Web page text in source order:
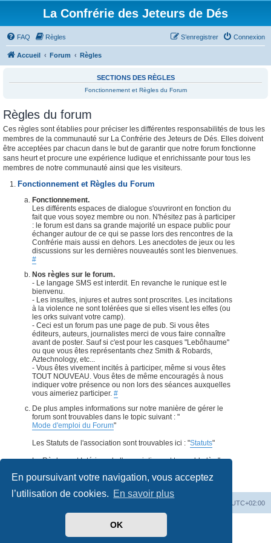
En poursuivant votre navigation, vous acceptez
l’utilisation de cookies. En savoir plus
OK
La Confrérie des Jeteurs de Dés
FAQ Règles Connexion
S’enregistrer
Accueil Forum Règles
SECTIONS DES RÈGLES
Fonctionnement et Règles du Forum
Règles du forum
Ces règles sont établies pour préciser les différentes responsabilités de tous les
membres de la communauté sur La Confrérie des Jeteurs de Dés. Elles doivent
être acceptées par chacun dans le but de garantir que notre forum fonctionne
sans heurt et procure une expérience ludique et enrichissante pour tous les
membres de notre communauté ainsi que les visiteurs.
Fonctionnement et Règles du Forum
Fonctionnement.
Les différents espaces de dialogue s'ouvriront en fonction du
fait que vous soyez membre ou non. N'hésitez pas à participer
: le forum est dans sa grande majorité un espace public pour
échanger autour de ce qui se passe lors des rencontres de la
Confrérie mais aussi en dehors. Les anecdotes de jeux ou les
discussions sur les dernières nouveautés sont les bienvenues.
#
Nos règles sur le forum.
- Le langage SMS est interdit. En revanche le runique est le
bienvenu.
- Les insultes, injures et autres sont proscrites. Les incitations
à la violence ne sont tolérées que si elles visent les elfes (ou
les orks suivant votre camp).
- Ceci est un forum pas une page de pub. Si vous êtes
éditeurs, auteurs, journalistes merci de vous faire connaître
avant de poster. Sauf si c'est pour les casques "Lebôhaume"
ou que vous êtes représentants chez Smith & Robards,
Aztechnology, etc...
- Vous êtes vivement incités à participer, même si vous êtes
TOUT NOUVEAU. Vous êtes de même encouragés à nous
indiquer votre présence ou non lors des séances auxquelles
vous aimeriez participer. #
De plus amples informations sur notre manière de gérer le
forum sont trouvables dans le topic suivant : "
Mode d'emploi du Forum"
Les Statuts de l'association sont trouvables ici : "Statuts"
Le Règlement Intérieur de l'association est trouvable là : "
UTC+02:00
phpBB ® Forum Software © phpBB Limited
phpBB-fr.com